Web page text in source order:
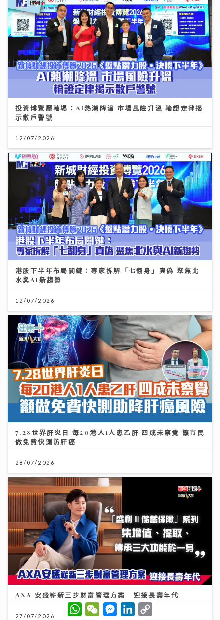
投資博覽壓軸場：AI熱潮降溫 市場風險升溫 輪證定律揭
示散戶警號
12/07/2026
港股下半年布局關鍵：專家拆解「七翻身」真偽 聚焦北
水與AI新趨勢
12/07/2026
7.28世界肝炎日 每20港人1人患乙肝 四成未察覺 籲市民
做免費快測防肝癌
28/07/2026
AXA 安盛嶄新三步財富管理方案 迎接長壽年代
27/07/2026
W
h
W
e
M
e
L
C